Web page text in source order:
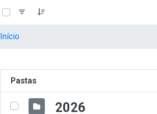
Pular para o Conteúdo principal
teste descricao
Início
Pastas
2026